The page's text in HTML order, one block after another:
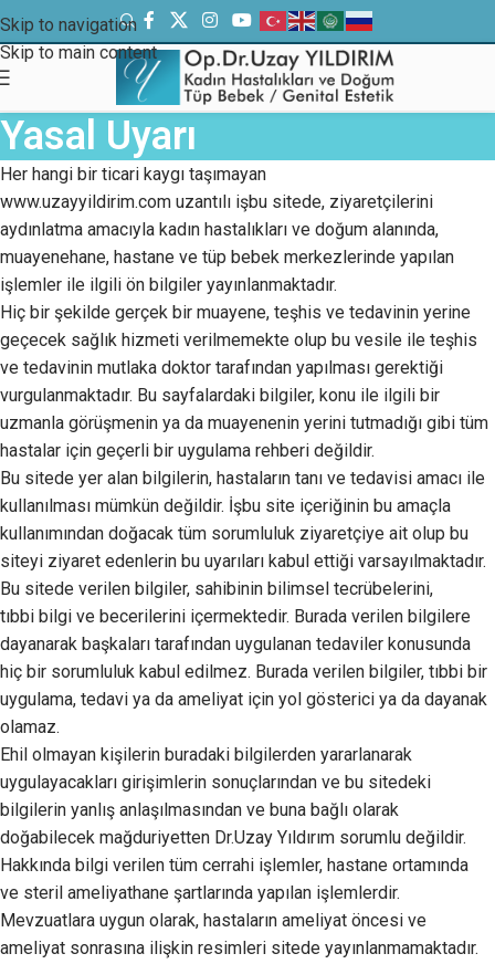
Skip to navigation
Skip to main content
Yasal Uyarı
Her hangi bir ticari kaygı taşımayan
www.uzayyildirim.com uzantılı işbu sitede, ziyaretçilerini
aydınlatma amacıyla kadın hastalıkları ve doğum alanında,
muayenehane, hastane ve tüp bebek merkezlerinde yapılan
işlemler ile ilgili ön bilgiler yayınlanmaktadır.
Hiç bir şekilde gerçek bir muayene, teşhis ve tedavinin yerine
geçecek sağlık hizmeti verilmemekte olup bu vesile ile teşhis
ve tedavinin mutlaka doktor tarafından yapılması gerektiği
vurgulanmaktadır. Bu sayfalardaki bilgiler, konu ile ilgili bir
uzmanla görüşmenin ya da muayenenin yerini tutmadığı gibi tüm
hastalar için geçerli bir uygulama rehberi değildir.
Bu sitede yer alan bilgilerin, hastaların tanı ve tedavisi amacı ile
kullanılması mümkün değildir. İşbu site içeriğinin bu amaçla
kullanımından doğacak tüm sorumluluk ziyaretçiye ait olup bu
siteyi ziyaret edenlerin bu uyarıları kabul ettiği varsayılmaktadır.
Bu sitede verilen bilgiler, sahibinin bilimsel tecrübelerini,
tıbbi bilgi ve becerilerini içermektedir. Burada verilen bilgilere
dayanarak başkaları tarafından uygulanan tedaviler konusunda
hiç bir sorumluluk kabul edilmez. Burada verilen bilgiler, tıbbi bir
uygulama, tedavi ya da ameliyat için yol gösterici ya da dayanak
olamaz.
Ehil olmayan kişilerin buradaki bilgilerden yararlanarak
uygulayacakları girişimlerin sonuçlarından ve bu sitedeki
bilgilerin yanlış anlaşılmasından ve buna bağlı olarak
doğabilecek mağduriyetten Dr.Uzay Yıldırım sorumlu değildir.
Hakkında bilgi verilen tüm cerrahi işlemler, hastane ortamında
ve steril ameliyathane şartlarında yapılan işlemlerdir.
Mevzuatlara uygun olarak, hastaların ameliyat öncesi ve
ameliyat sonrasına ilişkin resimleri sitede yayınlanmamaktadır.